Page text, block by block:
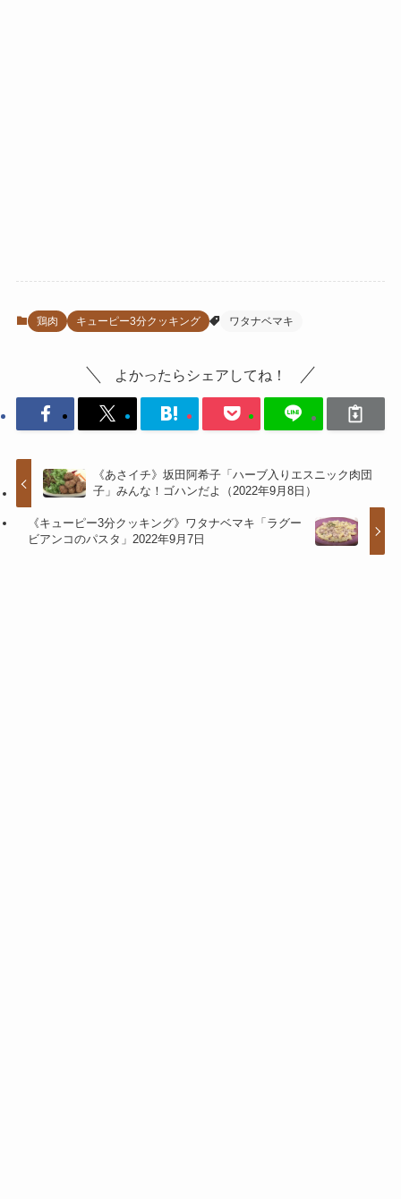
鶏肉 キューピー3分クッキング ワタナベマキ
よかったらシェアしてね！
《あさイチ》坂田阿希子「ハーブ入りエスニック肉団
子」みんな！ゴハンだよ（2022年9月8日）
《キューピー3分クッキング》ワタナベマキ「ラグー
ビアンコのパスタ」2022年9月7日